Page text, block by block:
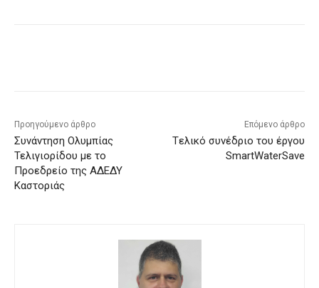
Προηγούμενο άρθρο
Συνάντηση Ολυμπίας
Τελιγιορίδου με το
Προεδρείο της ΑΔΕΔΥ
Καστοριάς
Επόμενο άρθρο
Tελικό συνέδριο του έργου
SmartWaterSave